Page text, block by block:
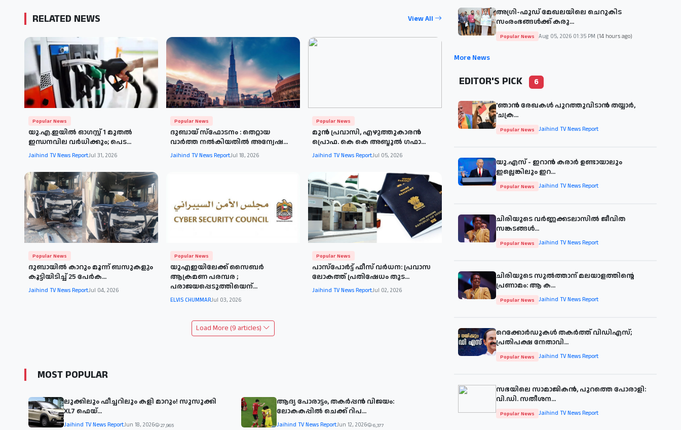
RELATED NEWS View All
Popular News
യു.എ.ഇയില്‍ ഓഗസ്റ്റ് 1 മുതല്‍
ഇന്ധനവില വര്‍ധിക്കും; പെട...
Jaihind TV News ReportJul 31, 2026
Popular News
ദുബായ് സ്‌ഫോടനം : തെറ്റായ
വാര്‍ത്ത നല്‍കിയതില്‍ അന്വേഷ...
Jaihind TV News ReportJul 18, 2026
Popular News
മുന്‍ പ്രവാസി, എഴുത്തുകാരന്‍
പ്രൊഫ. കെ കെ അബ്ദുല്‍ ഗഫാ...
Jaihind TV News ReportJul 05, 2026
Popular News
ദുബായില്‍ കാറും മൂന്ന് ബസുകളും
കൂട്ടിയിടിച്ച് 25 പേര്‍ക...
Jaihind TV News ReportJul 04, 2026
Popular News
യുഎഇയിലേക്ക് സൈബര്‍
ആക്രമണ പരമ്പര ;
പരാജയപ്പെടുത്തിയെന്...
ELVIS CHUMMARJul 03, 2026
Popular News
പാസ്പോര്‍ട്ട് ഫീസ് വര്‍ധന: പ്രവാസ
ലോകത്ത് പ്രതിഷേധം തുട...
Jaihind TV News ReportJul 02, 2026
Load More (9 articles)
MOST POPULAR
ലുക്കിലും ഫീച്ചറിലും കളി മാറും! സുസുക്കി
XL7 ഫെയ്‌...
Jaihind TV News ReportJun 18, 2026 27,965
ആദ്യ പോരാട്ടം, തകർപ്പൻ വിജയം:
ലോകകപ്പിൽ ചെക്ക് റിപ...
Jaihind TV News ReportJun 12, 2026 6,377
അഗ്രി-ഫുഡ് മേഖലയിലെ ചെറുകിട
സംരംഭങ്ങൾക്ക് കരു...
Popular News Aug 05, 2026 01:35 PM (14 hours ago)
More News
EDITOR'S PICK 6
'ഞാന്‍ രേഖകള്‍ പുറത്തുവിടാന്‍ തയ്യാര്‍,
'ചക്ര...
Popular News Jaihind TV News Report
യു.എസ് - ഇറാൻ കരാർ ഉണ്ടായാലും
ഇല്ലെങ്കിലും ഇറ...
Popular News Jaihind TV News Report
ചിരിയുടെ വര്‍ണ്ണക്കടലാസില്‍ ജീവിത
സങ്കടങ്ങള്‍...
Popular News Jaihind TV News Report
ചിരിയുടെ സുൽത്താന് മലയാളത്തിന്റെ
പ്രണാമം: ആ ക...
Popular News Jaihind TV News Report
റെക്കോർഡുകൾ തകർത്ത് വിഡിഎസ്;
പ്രതിപക്ഷ നേതാവി...
Popular News Jaihind TV News Report
സഭയിലെ സാമാജികൻ, പുറത്തെ പോരാളി:
വി.ഡി. സതീശന...
Popular News Jaihind TV News Report